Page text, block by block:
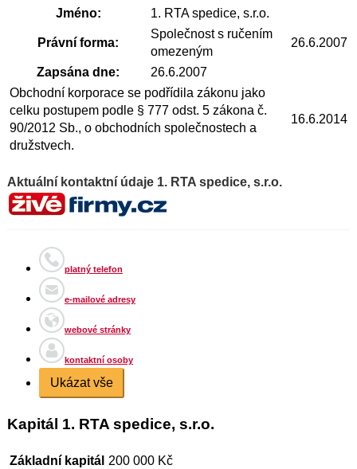
Jméno: 1. RTA spedice, s.r.o.
Právní forma:
Společnost s ručením
omezeným
26.6.2007
Zapsána dne:
26.6.2007
Obchodní korporace se podřídila zákonu jako
celku postupem podle § 777 odst. 5 zákona č.
90/2012 Sb., o obchodních společnostech a
družstvech.
16.6.2014
Aktuální kontaktní údaje 1. RTA spedice, s.r.o.
platný telefon
e-mailové adresy
webové stránky
kontaktní osoby
Ukázat vše
Kapitál 1. RTA spedice, s.r.o.
Základní kapitál 200 000 Kč